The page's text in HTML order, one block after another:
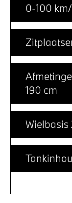
0-100
190 cm
Wielbasis